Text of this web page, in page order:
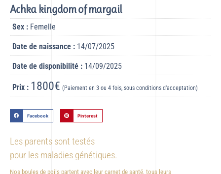
Achka kingdom of margail
Sex : Femelle
Date de naissance : 14/07/2025
Date de disponibilité : 14/09/2025
Prix : 1800€ (Paiement en 3 ou 4 fois, sous conditions d’acceptation)
Facebook Pinterest
Les parents sont testés
pour les maladies génétiques.
Nos boules de poils partent avec leur carnet de santé, tous leurs